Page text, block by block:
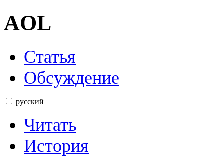
AOL
Статья
Обсуждение
русский
Читать
История